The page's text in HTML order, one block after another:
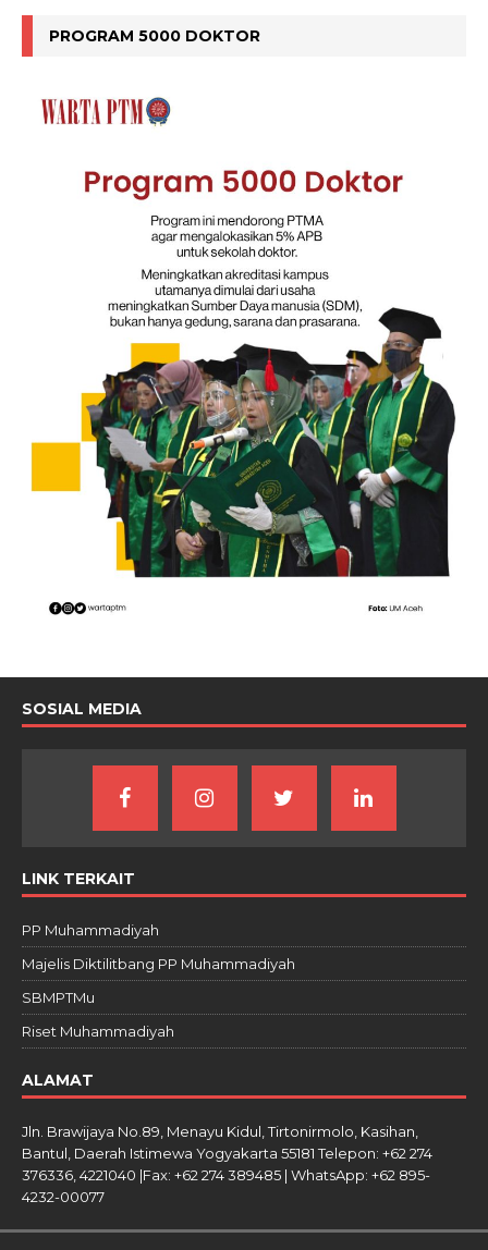
PROGRAM 5000 DOKTOR
SOSIAL MEDIA
LINK TERKAIT
PP Muhammadiyah
Majelis Diktilitbang PP Muhammadiyah
SBMPTMu
Riset Muhammadiyah
ALAMAT
Jln. Brawijaya No.89, Menayu Kidul, Tirtonirmolo, Kasihan,
Bantul, Daerah Istimewa Yogyakarta 55181 Telepon: +62 274
376336, 4221040 |Fax: +62 274 389485 | WhatsApp: +62 895-
4232-00077